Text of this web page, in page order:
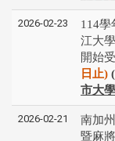
2026-02-23
114學
江⼤
開始
⽇⽌)
市大
2026-02-21
南加
暨麻